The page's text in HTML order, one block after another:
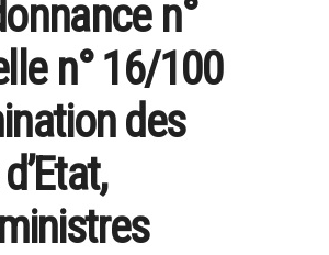
n°
n° 16/100
des